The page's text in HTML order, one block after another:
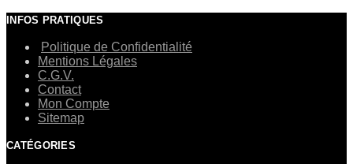
INFOS PRATIQUES
Politique de Confidentialité
Mentions Légales
C.G.V.
Contact
Mon Compte
Sitemap
CATÉGORIES